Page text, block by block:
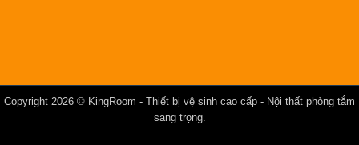
Copyright 2026 © KingRoom - Thiết bị vệ sinh cao cấp - Nội thất phòng tắm
sang trọng.